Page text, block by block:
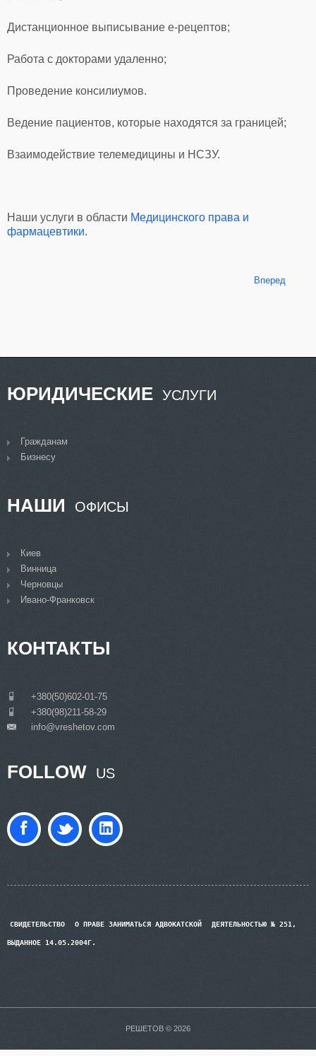
Дистанционное выписывание е-рецептов;
Работа с докторами удаленно;
Проведение консилиумов.
Ведение пациентов, которые находятся за границей;
Взаимодействие телемедицины и НСЗУ.
Наши услуги в области Медицинского права и
фармацевтики.
Вперед
ЮРИДИЧЕСКИЕ УСЛУГИ
Гражданам
Бизнесу
НАШИ ОФИСЫ
Киев
Винница
Черновцы
Ивано-Франковск
КОНТАКТЫ
+380(50)602-01-75
+380(98)211-58-29
info@vreshetov.com
FOLLOW US
СВИДЕТЕЛЬСТВО О ПРАВЕ ЗАНИМАТЬСЯ АДВОКАТСКОЙ ДЕЯТЕЛЬНОСТЬЮ № 251,
ВЫДАННОЕ 14.05.2004Г.
РЕШЕТОВ © 2026